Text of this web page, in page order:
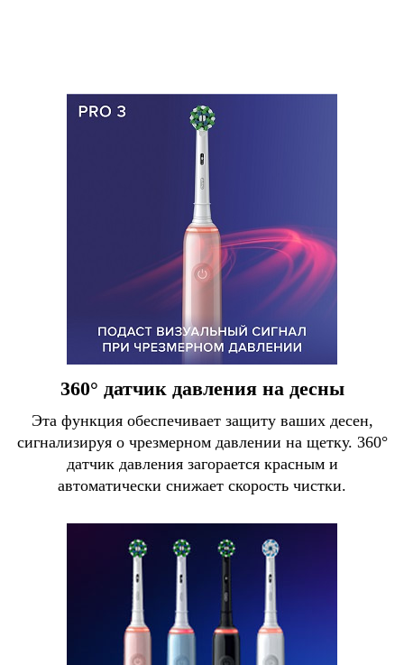
360° датчик давления на десны
Эта функция обеспечивает защиту ваших десен,
сигнализируя о чрезмерном давлении на щетку. 360°
датчик давления загорается красным и
автоматически снижает скорость чистки.